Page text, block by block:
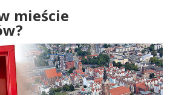
mieście